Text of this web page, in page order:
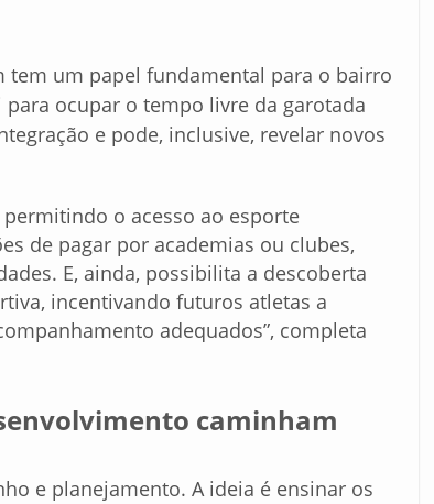
tem um papel fundamental para o bairro
ocupar o tempo livre da garotada
e pode, inclusive, revelar novos
o acesso ao esporte
de pagar por academias ou clubes,
E, ainda, possibilita a descoberta
incentivando futuros atletas a
adequados”, completa
caminham
e planejamento. A ideia é ensinar os